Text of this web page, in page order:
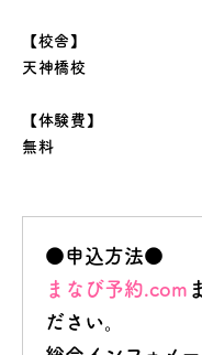
【校舎】
天神橋校
【体験費】
無料
●申込方法●
まなび予約.com
ださい。